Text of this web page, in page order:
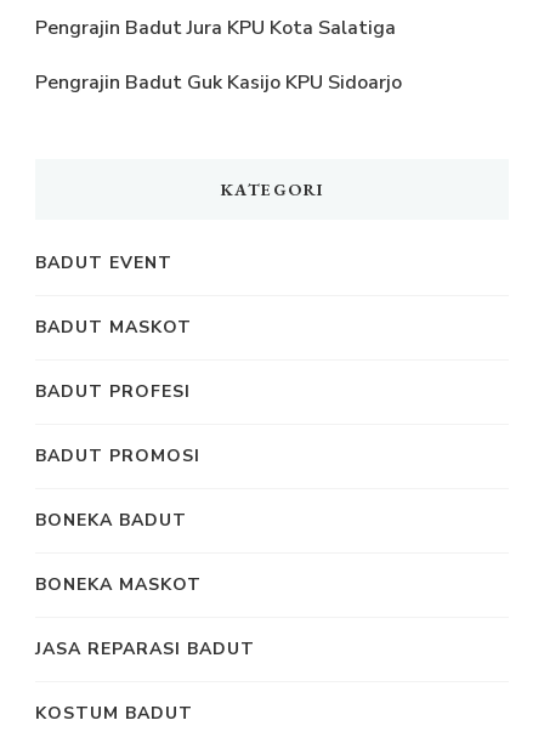
Pengrajin Badut Jura KPU Kota Salatiga
Pengrajin Badut Guk Kasijo KPU Sidoarjo
KATEGORI
BADUT EVENT
BADUT MASKOT
BADUT PROFESI
BADUT PROMOSI
BONEKA BADUT
BONEKA MASKOT
JASA REPARASI BADUT
KOSTUM BADUT